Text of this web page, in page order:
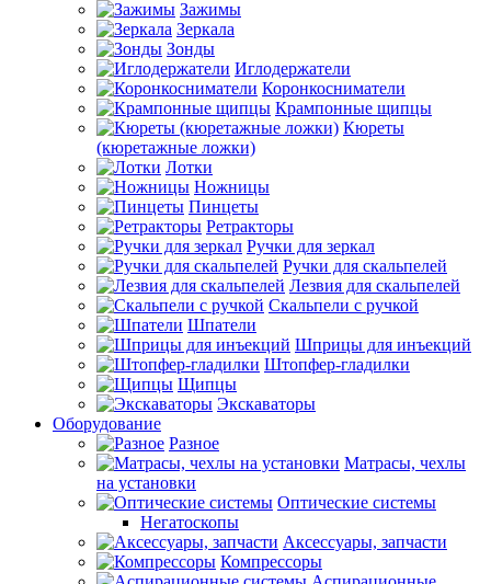
Зажимы
Зеркала
Зонды
Иглодержатели
Коронкосниматели
Крампонные щипцы
Кюреты
(кюретажные ложки)
Лотки
Ножницы
Пинцеты
Ретракторы
Ручки для зеркал
Ручки для скальпелей
Лезвия для скальпелей
Скальпели с ручкой
Шпатели
Шприцы для инъекций
Штопфер-гладилки
Щипцы
Экскаваторы
Оборудование
Разное
Матрасы, чехлы
на установки
Оптические системы
Негатоскопы
Аксессуары, запчасти
Компрессоры